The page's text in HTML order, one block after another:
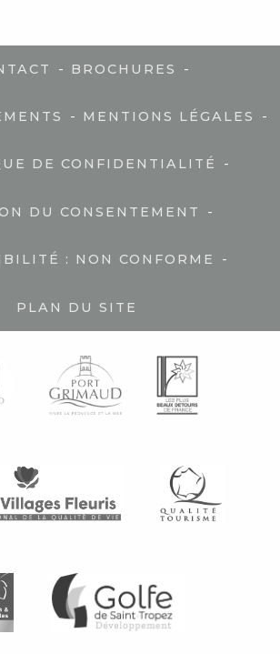
- BROCHURES -
- MENTIONS LÉGALES -
DE CONFIDENTIALITÉ -
DU CONSENTEMENT -
: NON CONFORME -
PLAN DU SITE